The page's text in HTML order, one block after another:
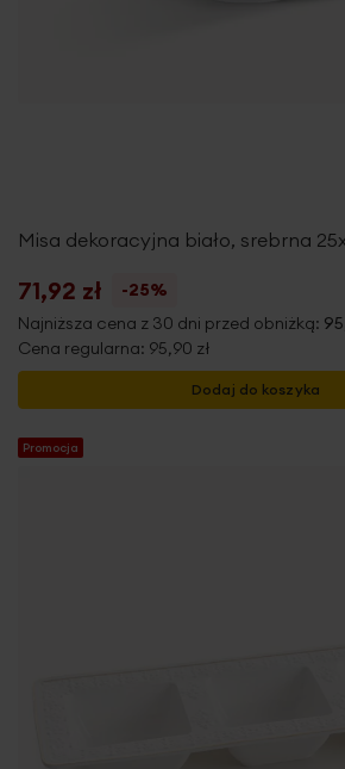
Misa dekoracyjna biało, srebrna
71,92 zł
-25%
Najniższa cena z 30 dni przed obniżką:
Cena regularna: 95,90 zł
Dodaj do koszyka
Promocja